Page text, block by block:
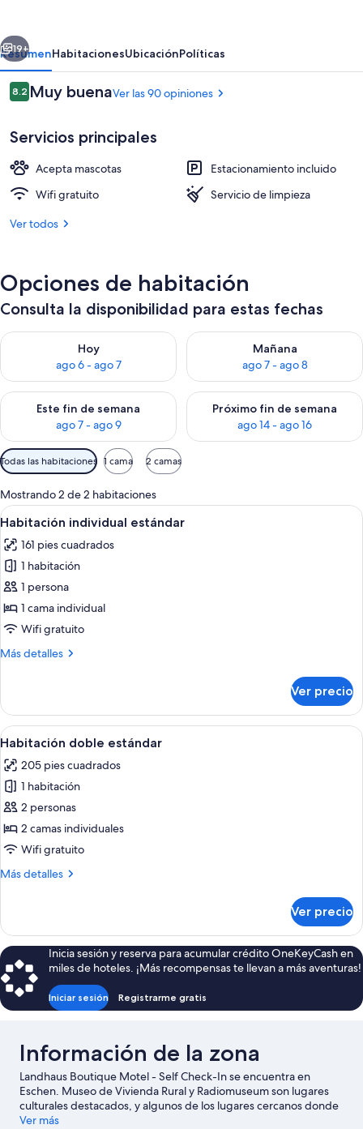
Self
Check-
In
Siguiente
19+
ResumenHabitacionesUbicaciónPolíticas
Opiniones
8.28.2 de 10,
Muy buenaVer las 90 opiniones
Servicios principales
Acepta mascotas
Estacionamiento incluido
Wifi gratuito
Servicio de limpieza
Ver todos
Opciones de habitación
Consulta la disponibilidad para estas fechas
Hoy
ago 6 - ago 7
Consulta la disponibilidad para hoy ago 6 - ago 7
Mañana
ago 7 - ago 8
Consulta la disponibilidad
Este fin de semana
ago 7 - ago 9
Consulta la disponibilidad para este fin de semana ago 7 -
Próximo fin de semana
ago 14 - ago 16
Consulta la disponibilidad
Filtros
disponibles
para
las
habitaciones
Todas las habitaciones 1 cama 2 camas
Mostrando 2 de 2 habitaciones
Abrir
todas
las
fotos
de
Habitación
individual
Una habitación de hotel moderna
6
Habitación individual estándar
161 pies cuadrados
1 habitación
1 persona
1 cama individual
Wifi gratuito
Más detalles
Más
individual
estándar
Ver precio
Abrir
todas
las
fotos
de
Habitación
doble
Una habitación de hotel con cama,
7
Habitación doble estándar
205 pies cuadrados
1 habitación
2 personas
2 camas individuales
Wifi gratuito
Más detalles
Más
doble
estándar
Ver precio
Inicia sesión y reserva para acumular crédito OneKeyCash en
miles de hoteles. ¡Más recompensas te llevan a más aventuras!
Iniciar sesión Registrarme gratis
Información de la zona
Landhaus Boutique Motel - Self Check-In se encuentra en
Eschen. Museo de Vivienda Rural y Radiomuseum son lugares
culturales destacados, y algunos de los lugares cercanos donde
se pueden hacer actividades incluyen Piscina Mühleholz y
Ver más